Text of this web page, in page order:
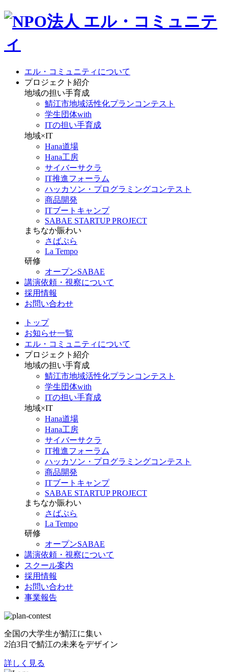
エル・コミュニティについて
プロジェクト紹介
地域の担い手育成
鯖江市地域活性化プランコンテスト
学生団体with
ITの担い手育成
地域×IT
Hana道場
Hana工房
サイバーサクラ
IT推進フォーラム
ハッカソン・プログラミングコンテスト
商品開発
ITブートキャンプ
SABAE STARTUP PROJECT
まちなか賑わい
さばぷら
La Tempo
研修
オープンSABAE
講演依頼・視察について
採用情報
お問い合わせ
トップ
お知らせ一覧
エル・コミュニティについて
プロジェクト紹介
地域の担い手育成
鯖江市地域活性化プランコンテスト
学生団体with
ITの担い手育成
地域×IT
Hana道場
Hana工房
サイバーサクラ
IT推進フォーラム
ハッカソン・プログラミングコンテスト
商品開発
ITブートキャンプ
SABAE STARTUP PROJECT
まちなか賑わい
さばぷら
La Tempo
研修
オープンSABAE
講演依頼・視察について
スクール案内
採用情報
お問い合わせ
事業報告
全国の大学生が鯖江に集い
2泊3日で鯖江の未来をデザイン
詳しく見る